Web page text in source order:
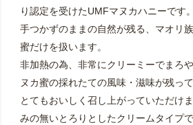
り認定を受けたUMFマヌカハニーです。
手つかずのままの自然が残る、マオリ
蜜だけを扱います。
非加熱の為、非常にクリーミーでまろ
ヌカ蜜の採れたての風味・滋味が残っ
とてもおいしく召し上がっていただけ
みの無いとろりとしたクリームタイプ